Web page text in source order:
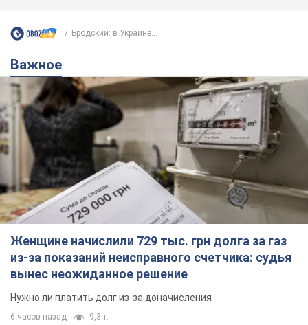
Бродский: в Украине...
Важное
Женщине начислили 729 тыс. грн долга за газ
из-за показаний неисправного счетчика: судья
вынес неожиданное решение
Нужно ли платить долг из-за доначисления
6 часов назад 9,3 т.